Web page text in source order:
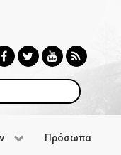
Πρόσωπα